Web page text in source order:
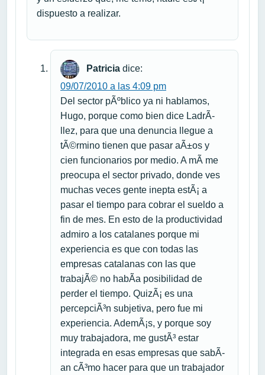
dispuesto a realizar.
Patricia dice:
09/07/2010 a las 4:09 pm
Del sector pÃºblico ya ni hablamos,
Hugo, porque como bien dice LadrÃ­
llez, para que una denuncia llegue a
tÃ©rmino tienen que pasar aÃ±os y
cien funcionarios por medio. A mÃ­ me
preocupa el sector privado, donde ves
muchas veces gente inepta estÃ¡ a
pasar el tiempo para cobrar el sueldo a
fin de mes. En esto de la productividad
admiro a los catalanes porque mi
experiencia es que con todas las
empresas catalanas con las que
trabajÃ© no habÃ­a posibilidad de
perder el tiempo. QuizÃ¡ es una
percepciÃ³n subjetiva, pero fue mi
experiencia. AdemÃ¡s, y porque soy
muy trabajadora, me gustÃ³ estar
integrada en esas empresas que sabÃ­
an cÃ³mo hacer para que un trabajador